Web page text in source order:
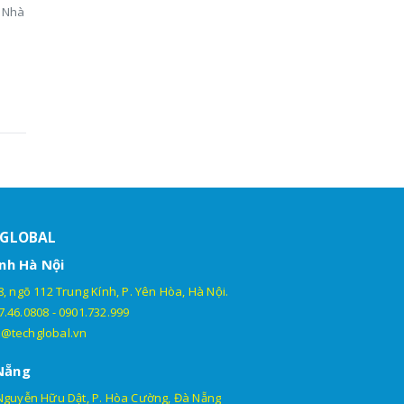
Hà Nội
ngõ 112 Trung Kính, P. Yên Hòa, Hà Nội.
-0901.732.999
Hữu Dật, P. Hòa Cường, Đà Nẵng